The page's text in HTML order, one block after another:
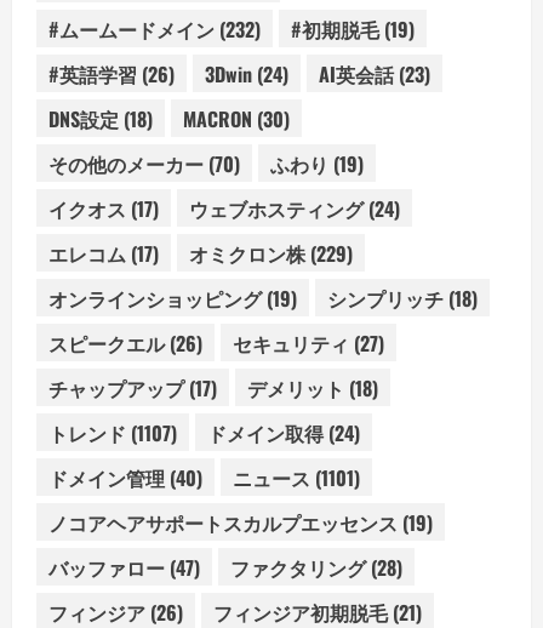
#ムームードメイン (232) #初期脱毛(19)
#英語学習 (26) 3Dwin (24) AI英会話(23)
DNS設定 (18) MACRON (30)
その他のメーカー (70) ふわり (19)
イクオス (17) ウェブホスティング(24)
エレコム (17) オミクロン株(229)
オンラインショッピング(19) シンプリッチ (18)
スピークエル(26) セキュリティ (27)
チャップアップ(17) デメリット (18)
トレンド (1107) ドメイン取得(24)
ドメイン管理 (40) ニュース (1101)
ノコアヘアサポートスカルプエッセンス (19)
バッファロー (47) ファクタリング(28)
フィンジア (26) フィンジア初期脱毛(21)